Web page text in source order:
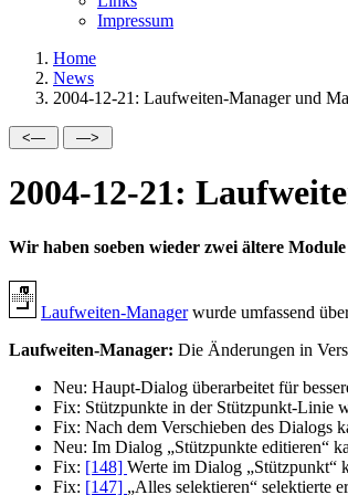
Impressum
Home
News
2004-12-21: Laufweiten-Manager und
2004-12-21:
Wir haben soeben wieder zwei ältere
Laufweiten-Managerwurde umfassend
Laufweiten-Manager: Die Änderungen in
Neu: Haupt-Dialog überarbeitet für
Fix: Stützpunkte in der Stützpunkt-Linie
Fix: Nach dem Verschieben des Dialogs
Neu: Im Dialog Stützpunkte editieren
Fix: [148] Werte im Dialog Stützpunkt
Fix: [147] Alles selektieren selektierte